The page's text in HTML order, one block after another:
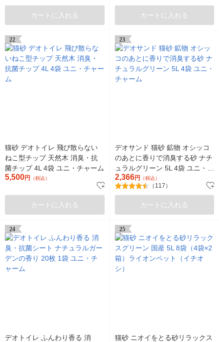
カートに入れる カートに入れる
22
猫砂 デオトイレ 飛び散らない
ねこ型チップ 天然木 消臭・抗
菌チップ 4L 4袋 ユニ・チャーム
5,500円 （税込）
カートに入れる
23
デオサンド 猫砂 鉱物 オシッコ
のあとに香りで消臭する砂 ナチ
ュラルグリーン 5L 4袋 ユニ・チ
ャーム
2,366円 （税込）
（117）
カートに入れる
24
デオトイレ ふんわり香る 消
25
猫砂 ニオイをとる砂リラックス